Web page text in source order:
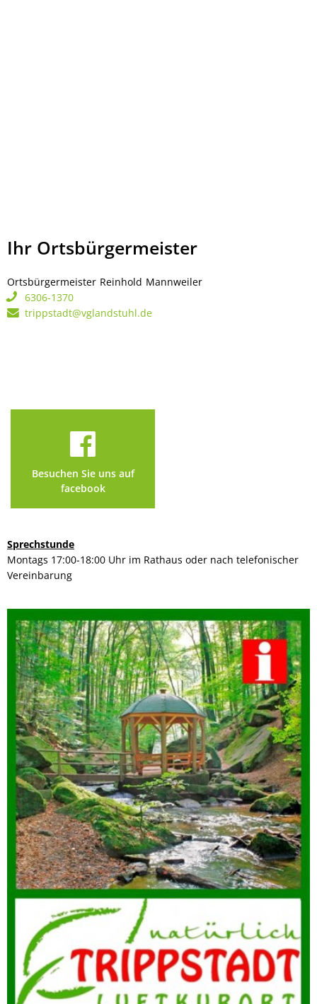
Ihr Ortsbürgermeister
Ortsbürgermeister Reinhold Mannweiler
6306-1370
trippstadt@vglandstuhl.de
Besuchen Sie uns auf
facebook
Sprechstunde
Montags 17:00-18:00 Uhr im Rathaus oder nach telefonischer
Vereinbarung